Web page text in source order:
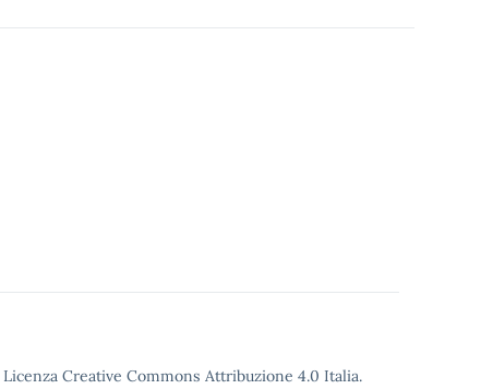
Licenza Creative Commons Attribuzione 4.0 Italia.